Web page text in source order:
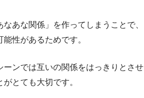
あな関係」を作ってしまうことで、
性があるためです。
ーンでは互いの関係をはっきりとさせ
とても大切です。